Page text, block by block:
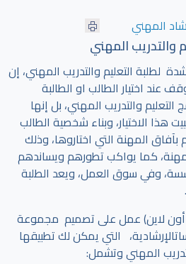
المهني
المهني
لطلبة التعليم والتدريب المهني، إن
عند اختيار الطالب او الطالبة
التعليم والتدريب المهني، بل إنها
هذا الاختيار، وبناء شخصية الطالب
بآفاق المهنة التي اختاروها، وذلك
كما يواكب تطورهم ويساندهم
وفي سوق العمل، ويعد الطلبة
لاين) عمل على تصميم مجموعة
التي يمكن لك تطبيقها
المهني وتشمل: